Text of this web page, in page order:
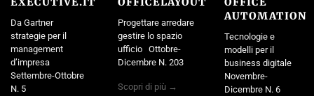
Da Gartner
strategie per il
management
d’impresa
Settembre-Ottobre
N. 5
Progettare arredare
gestire lo spazio
ufficio Ottobre-
Dicembre N. 203
Scopri di più →
AUTOMATION
Tecnologie e
modelli per il
business digitale
Novembre-
Dicembre N. 6